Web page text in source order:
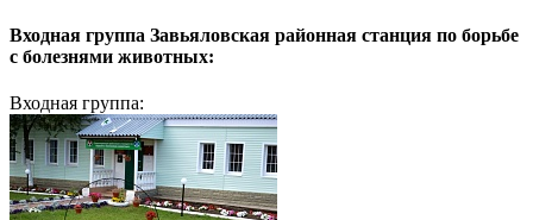
Входная группа Завьяловская районная станция по борьбе
с болезнями животных:
Входная группа: